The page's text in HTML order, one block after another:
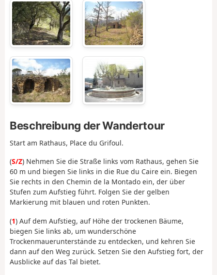
Beschreibung der Wandertour
Start am Rathaus, Place du Grifoul.
(S/Z) Nehmen Sie die Straße links vom Rathaus, gehen Sie
60 m und biegen Sie links in die Rue du Caire ein. Biegen
Sie rechts in den Chemin de la Montado ein, der über
Stufen zum Aufstieg führt. Folgen Sie der gelben
Markierung mit blauen und roten Punkten.
(1) Auf dem Aufstieg, auf Höhe der trockenen Bäume,
biegen Sie links ab, um wunderschöne
Trockenmauerunterstände zu entdecken, und kehren Sie
dann auf den Weg zurück. Setzen Sie den Aufstieg fort, der
Ausblicke auf das Tal bietet.